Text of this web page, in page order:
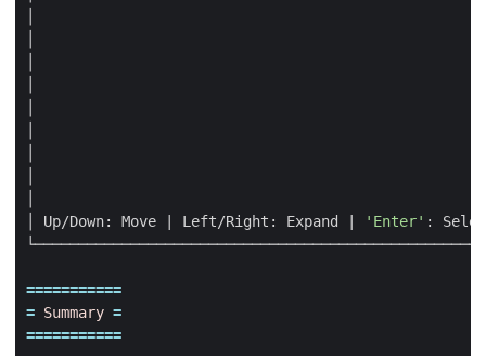
│ Up/Down: Move Left/Right: Expand 'Enter' :
===========
= Summary =
===========